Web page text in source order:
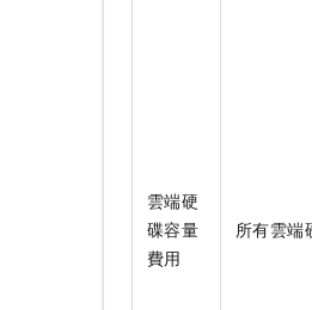
雲端硬
碟容量
費用
所有雲端